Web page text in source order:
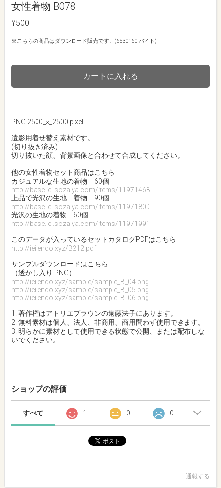
女性着物 B078
¥500
※こちらの商品はダウンロード販売です。(6530160 バイト)
カートに入れる
PNG 2500_×_2500 pixel
遺影用着せ替え素材です。
(切り抜き済み)
切り抜いた顔、背景画像と合わせて合成してください。
他の女性着物セット商品はこちら
カジュアルな生地の着物 60個
http://base.iei.sozaiya.com/items/11971468
上品で光沢の生地 着物 90個
http://base.iei.sozaiya.com/items/11971800
光沢の生地の着物 60個
http://base.iei.sozaiya.com/items/11971991
このデータが入っているセットカタログPDFはこちら
http://iei.endo.xyz/B212.pdf
サンプルダウンロードはこちら
（透かし入り PNG）
http://iei.endo.xyz/sample/sample_B_04.png
http://iei.endo.xyz/sample/sample_B_05.png
http://iei.endo.xyz/sample/sample_B_06.png
1. 著作権はアトリエブラウンの遠藤法子にあります。
2. 無料素材は個人、法人、非商用、商用問わず使用できます。
3. 明らかに素材として使用できる状態で公開、または配布しな
いでください。
ショップの評価
すべて 1 0 0
通報する